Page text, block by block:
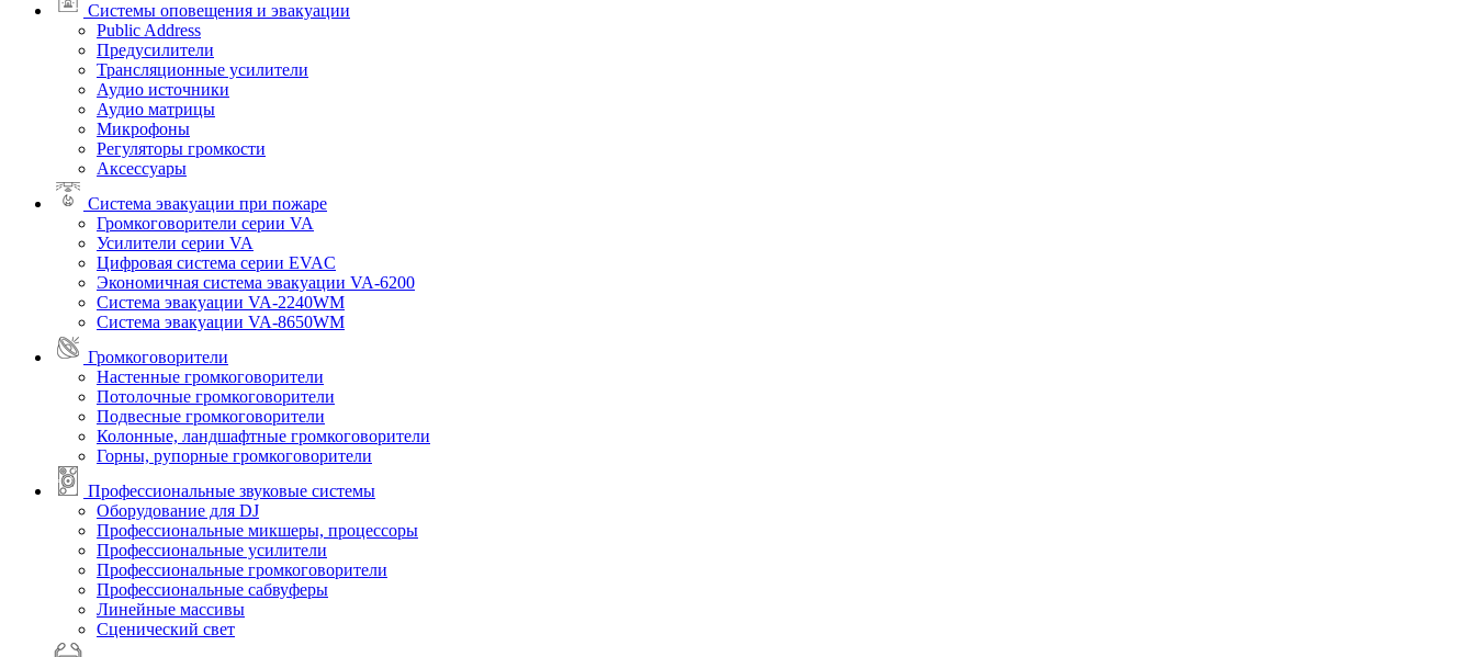
Системы оповещения и эвакуации
Public Address
Предусилители
Трансляционные усилители
Аудио источники
Аудио матрицы
Микрофоны
Регуляторы громкости
Аксессуары
Система эвакуации при пожаре
Громкоговорители серии VA
Усилители серии VA
Цифровая система серии EVAC
Экономичная система эвакуации VA-6200
Система эвакуации VA-2240WM
Система эвакуации VA-8650WM
Громкоговорители
Настенные громкоговорители
Потолочные громкоговорители
Подвесные громкоговорители
Колонные, ландшафтные громкоговорители
Горны, рупорные громкоговорители
Профессиональные звуковые системы
Оборудование для DJ
Профессиональные микшеры, процессоры
Профессиональные усилители
Профессиональные громкоговорители
Профессиональные сабвуферы
Линейные массивы
Сценический свет